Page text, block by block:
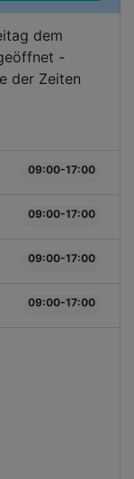
dem
-
der Zeiten
09:00-17:00
09:00-17:00
09:00-17:00
09:00-17:00